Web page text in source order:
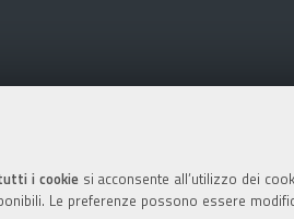
i cookiesi acconsente all’utilizzo dei
Le preferenze possono essere